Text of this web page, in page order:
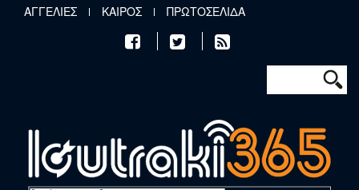
Παράκαμψη προς το κυρίως περιεχόμενο
ΑΓΓΕΛΙΕΣ ΚΑΙΡΟΣ ΠΡΩΤΟΣΕΛΙΔΑ
Φόρμα
Αναζήτηση